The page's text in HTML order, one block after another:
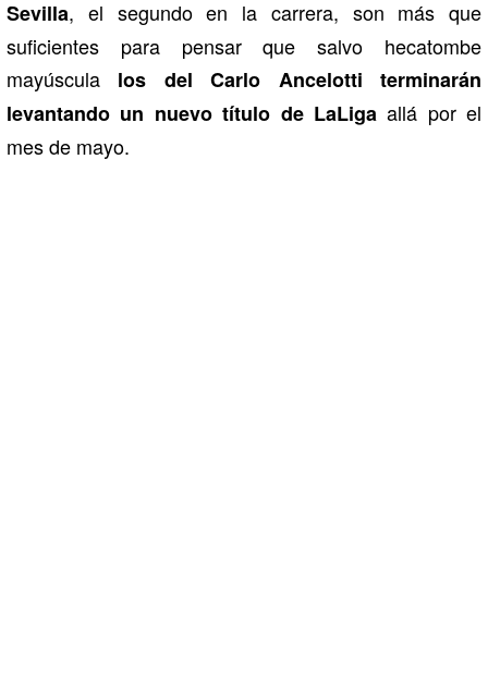
Sevilla, el segundo en la carrera, son más que
suficientes para pensar que salvo hecatombe
mayúscula los del Carlo Ancelotti terminarán
levantando un nuevo título de LaLiga allá por el
mes de mayo.